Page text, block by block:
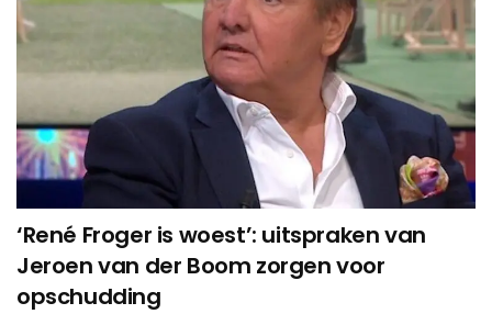
‘René Froger is woest’: uitspraken van
Jeroen van der Boom zorgen voor
opschudding